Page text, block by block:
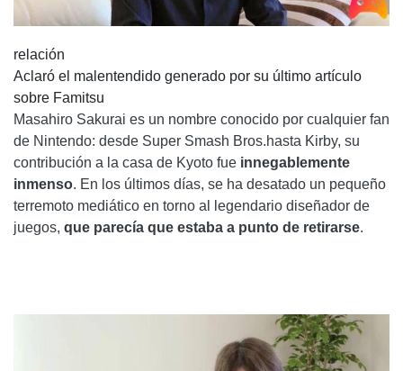
relación
Aclaró el malentendido generado por su último artículo
sobre Famitsu
Masahiro Sakurai es un nombre conocido por cualquier fan
de Nintendo: desde Super Smash Bros.hasta Kirby, su
contribución a la casa de Kyoto fue innegablemente
inmenso. En los últimos días, se ha desatado un pequeño
terremoto mediático en torno al legendario diseñador de
juegos, que parecía que estaba a punto de retirarse.